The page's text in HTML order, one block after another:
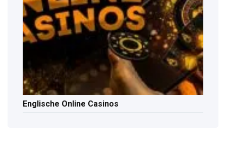
Englische Online Casinos